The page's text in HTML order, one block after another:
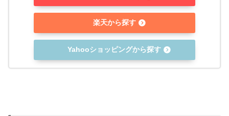
楽天から探す
Yahooショッピングから探す